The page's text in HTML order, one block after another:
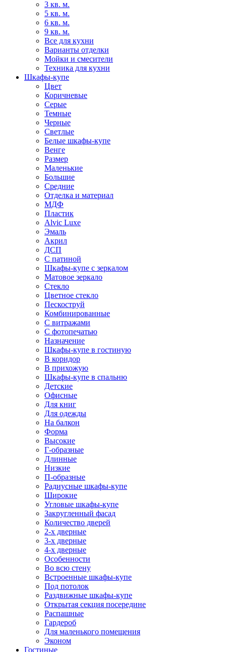
3 кв. м.
5 кв. м.
6 кв. м.
9 кв. м.
Все для кухни
Варианты отделки
Мойки и смесители
Техника для кухни
Шкафы-купе
Цвет
Коричневые
Серые
Темные
Черные
Светлые
Белые шкафы-купе
Венге
Размер
Маленькие
Большие
Средние
Отделка и материал
МДФ
Пластик
Alvic Luxe
Эмаль
Акрил
ДСП
С патиной
Шкафы-купе с зеркалом
Матовое зеркало
Стекло
Цветное стекло
Пескоструй
Комбинированные
С витражами
С фотопечатью
Назначение
Шкафы-купе в гостиную
В коридор
В прихожую
Шкафы-купе в спальню
Детские
Офисные
Для книг
Для одежды
На балкон
Форма
Высокие
Г-образные
Длинные
Низкие
П-образные
Радиусные шкафы-купе
Широкие
Угловые шкафы-купе
Закругленный фасад
Количество дверей
2-х дверные
3-х дверные
4-х дверные
Особенности
Во всю стену
Встроенные шкафы-купе
Под потолок
Раздвижные шкафы-купе
Открытая секция посередине
Распашные
Гардероб
Для маленького помещения
Эконом
Гостиные